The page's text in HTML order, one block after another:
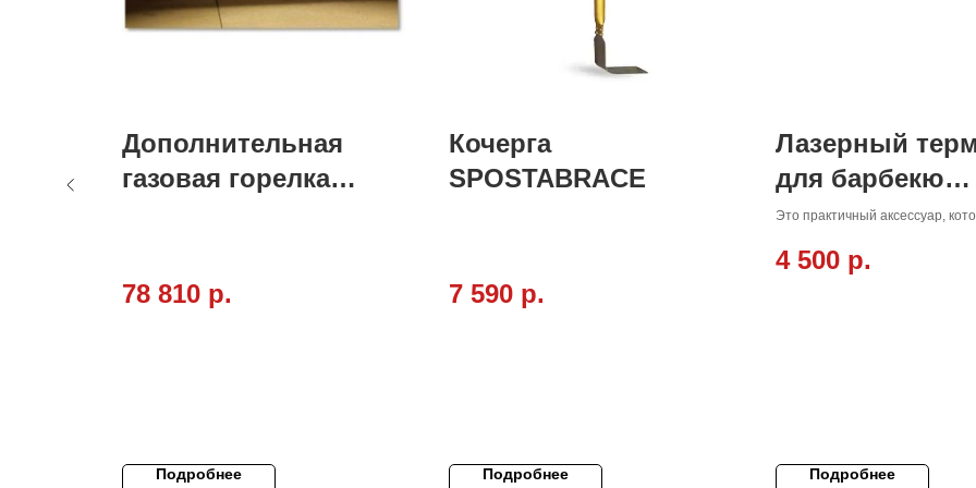
Дополнительная
газовая горелка
78 810 р.
Подробнее
Кочерга
SPOSTABRACE
7 590 р.
Подробнее
Лазерный
для барбекю
Clementi
Это практичный аксессуар,
гриля, с барбекю или ломтик
4 500 р.
Подробнее